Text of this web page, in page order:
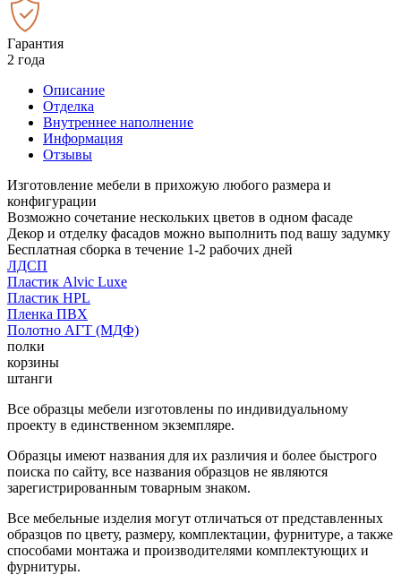
Гарантия
2 года
Описание
Отделка
Внутреннее наполнение
Информация
Отзывы
Изготовление мебели в прихожую любого размера и
конфигурации
Возможно сочетание нескольких цветов в одном фасаде
Декор и отделку фасадов можно выполнить под вашу задумку
Бесплатная сборка в течение 1-2 рабочих дней
ЛДСП
Пластик Alvic Luxe
Пластик HPL
Пленка ПВХ
Полотно АГТ (МДФ)
полки
корзины
штанги
Все образцы мебели изготовлены по индивидуальному
проекту в единственном экземпляре.
Образцы имеют названия для их различия и более быстрого
поиска по сайту, все названия образцов не являются
зарегистрированным товарным знаком.
Все мебельные изделия могут отличаться от представленных
образцов по цвету, размеру, комплектации, фурнитуре, а также
способами монтажа и производителями комплектующих и
фурнитуры.